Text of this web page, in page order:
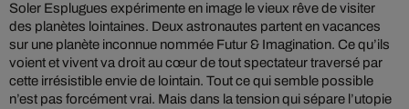
Soler Esplugues expérimente en image le vieux rêve de visiter
des planètes lointaines. Deux astronautes partent en vacances
sur une planète inconnue nommée Futur & Imagination. Ce qu’ils
voient et vivent va droit au cœur de tout spectateur traversé par
cette irrésistible envie de lointain. Tout ce qui semble possible
n’est pas forcément vrai. Mais dans la tension qui sépare l’utopie